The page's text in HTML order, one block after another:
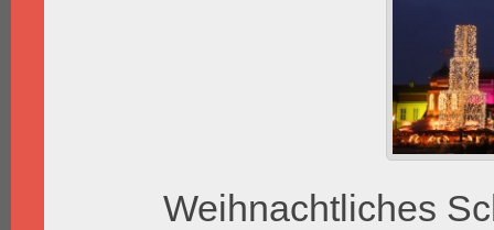
Weihnachtliches